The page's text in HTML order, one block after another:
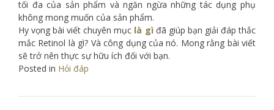
tối đa của sản phẩm và ngăn ngừa những tác dụng phụ
không mong muốn của sản phẩm.
Hy vọng bài viết chuyên mục là gì đã giúp bạn giải đáp thắc
mắc Retinol là gì? Và công dụng của nó. Mong rằng bài viết
sẽ trở nên thực sự hữu ích đối với bạn.
Posted in Hỏi đáp